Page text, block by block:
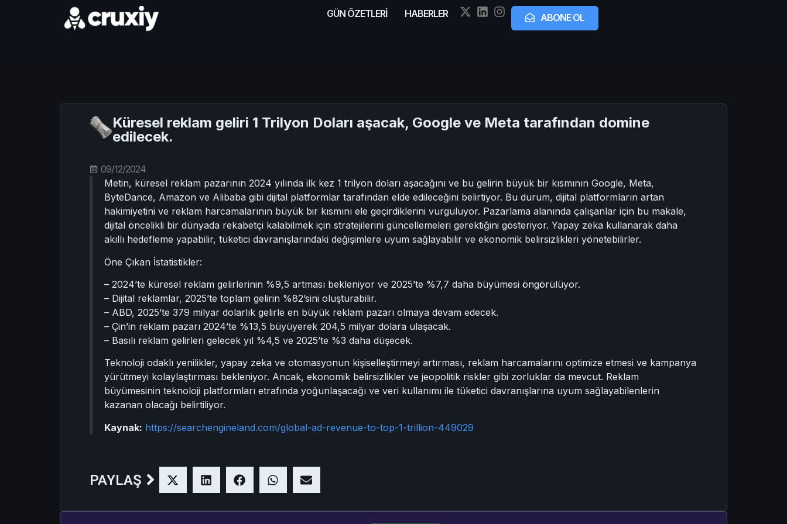
GÜN ÖZETLERİ HABERLER ABONE OL
Küresel reklam geliri 1 Trilyon Doları aşacak, Google ve Meta tarafından domine
edilecek.
09/12/2024
Metin, küresel reklam pazarının 2024 yılında ilk kez 1 trilyon doları aşacağını ve bu gelirin büyük bir kısmının Google, Meta,
ByteDance, Amazon ve Alibaba gibi dijital platformlar tarafından elde edileceğini belirtiyor. Bu durum, dijital platformların artan
hakimiyetini ve reklam harcamalarının büyük bir kısmını ele geçirdiklerini vurguluyor. Pazarlama alanında çalışanlar için bu makale,
dijital öncelikli bir dünyada rekabetçi kalabilmek için stratejilerini güncellemeleri gerektiğini gösteriyor. Yapay zeka kullanarak daha
akıllı hedefleme yapabilir, tüketici davranışlarındaki değişimlere uyum sağlayabilir ve ekonomik belirsizlikleri yönetebilirler.
Öne Çıkan İstatistikler:
– 2024’te küresel reklam gelirlerinin %9,5 artması bekleniyor ve 2025’te %7,7 daha büyümesi öngörülüyor.
– Dijital reklamlar, 2025’te toplam gelirin %82’sini oluşturabilir.
– ABD, 2025’te 379 milyar dolarlık gelirle en büyük reklam pazarı olmaya devam edecek.
– Çin’in reklam pazarı 2024’te %13,5 büyüyerek 204,5 milyar dolara ulaşacak.
– Basılı reklam gelirleri gelecek yıl %4,5 ve 2025’te %3 daha düşecek.
Teknoloji odaklı yenilikler, yapay zeka ve otomasyonun kişiselleştirmeyi artırması, reklam harcamalarını optimize etmesi ve kampanya
yürütmeyi kolaylaştırması bekleniyor. Ancak, ekonomik belirsizlikler ve jeopolitik riskler gibi zorluklar da mevcut. Reklam
büyümesinin teknoloji platformları etrafında yoğunlaşacağı ve veri kullanımı ile tüketici davranışlarına uyum sağlayabilenlerin
kazanan olacağı belirtiliyor.
Kaynak: https://searchengineland.com/global-ad-revenue-to-top-1-trillion-449029
PAYLAŞ